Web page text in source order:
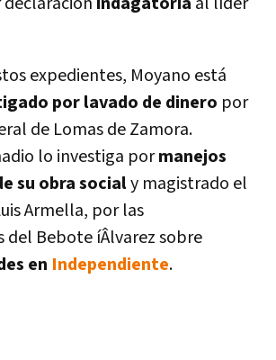
expedientes, Moyano está
por lavado de dinero por
de Lomas de Zamora.
lo investiga pormanejos
su obra socialy magistrado el
Armella, por las
del Bebote íÂlvarez sobre
en Independiente.